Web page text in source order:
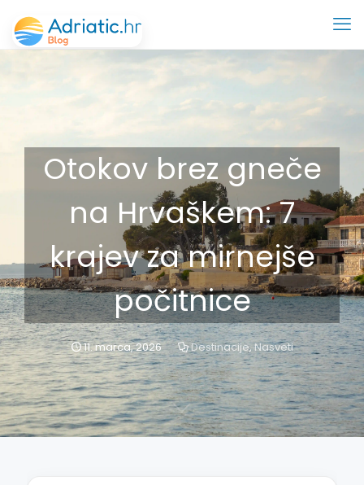
Otokov brez gneče
na Hrvaškem: 7
krajev za mirnejše
počitnice
11. marca, 2026 Destinacije,Nasveti